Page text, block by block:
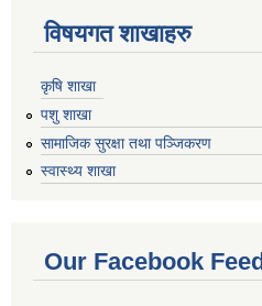
विषयगत शाखाहरु
कृषि शाखा
पशु शाखा
सामाजिक सुरक्षा तथा पञ्जिकरण
स्वास्थ्य शाखा
Our Facebook Feed